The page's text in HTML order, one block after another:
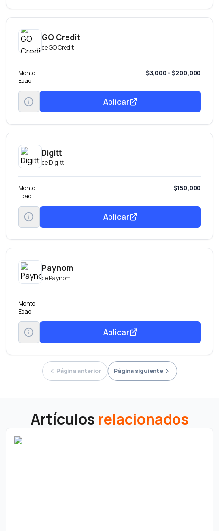
GO Credit
deGO Credit
Monto
$3,000 - $200,000
Edad
Aplicar
Digitt
deDigitt
Monto
$150,000
Edad
Aplicar
Paynom
dePaynom
Monto
Edad
Aplicar
Página anterior Página siguiente
Artículos relacionados